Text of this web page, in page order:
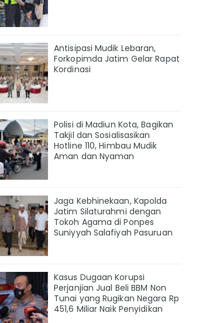
Antisipasi Mudik Lebaran,
Forkopimda Jatim Gelar Rapat
Kordinasi
Polisi di Madiun Kota, Bagikan
Takjil dan Sosialisasikan
Hotline 110, Himbau Mudik
Aman dan Nyaman
Jaga Kebhinekaan, Kapolda
Jatim Silaturahmi dengan
Tokoh Agama di Ponpes
Suniyyah Salafiyah Pasuruan
Kasus Dugaan Korupsi
Perjanjian Jual Beli BBM Non
Tunai yang Rugikan Negara Rp
451,6 Miliar Naik Penyidikan